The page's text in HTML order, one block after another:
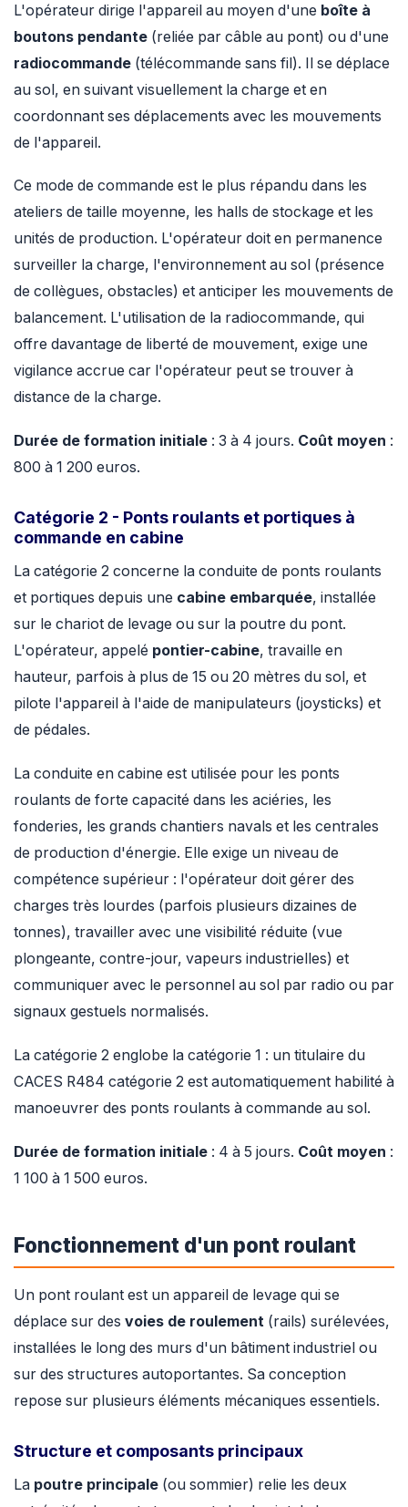
L'opérateur dirige l'appareil au moyen d'une boîte à
boutons pendante (reliée par câble au pont) ou d'une
radiocommande (télécommande sans fil). Il se déplace
au sol, en suivant visuellement la charge et en
coordonnant ses déplacements avec les mouvements
de l'appareil.
Ce mode de commande est le plus répandu dans les
ateliers de taille moyenne, les halls de stockage et les
unités de production. L'opérateur doit en permanence
surveiller la charge, l'environnement au sol (présence
de collègues, obstacles) et anticiper les mouvements de
balancement. L'utilisation de la radiocommande, qui
offre davantage de liberté de mouvement, exige une
vigilance accrue car l'opérateur peut se trouver à
distance de la charge.
Durée de formation initiale : 3 à 4 jours. Coût moyen :
800 à 1 200 euros.
Catégorie 2 - Ponts roulants et portiques à
commande en cabine
La catégorie 2 concerne la conduite de ponts roulants
et portiques depuis une cabine embarquée, installée
sur le chariot de levage ou sur la poutre du pont.
L'opérateur, appelé pontier-cabine, travaille en
hauteur, parfois à plus de 15 ou 20 mètres du sol, et
pilote l'appareil à l'aide de manipulateurs (joysticks) et
de pédales.
La conduite en cabine est utilisée pour les ponts
roulants de forte capacité dans les aciéries, les
fonderies, les grands chantiers navals et les centrales
de production d'énergie. Elle exige un niveau de
compétence supérieur : l'opérateur doit gérer des
charges très lourdes (parfois plusieurs dizaines de
tonnes), travailler avec une visibilité réduite (vue
plongeante, contre-jour, vapeurs industrielles) et
communiquer avec le personnel au sol par radio ou par
signaux gestuels normalisés.
La catégorie 2 englobe la catégorie 1 : un titulaire du
CACES R484 catégorie 2 est automatiquement habilité à
manoeuvrer des ponts roulants à commande au sol.
Durée de formation initiale : 4 à 5 jours. Coût moyen :
1 100 à 1 500 euros.
Fonctionnement d'un pont roulant
Un pont roulant est un appareil de levage qui se
déplace sur des voies de roulement (rails) surélevées,
installées le long des murs d'un bâtiment industriel ou
sur des structures autoportantes. Sa conception
repose sur plusieurs éléments mécaniques essentiels.
Structure et composants principaux
La poutre principale (ou sommier) relie les deux